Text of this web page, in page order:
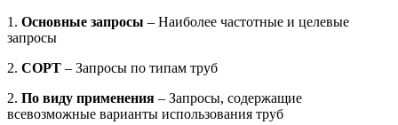
1. Основные запросы – Наиболее частотные и целевые
запросы
2. СОРТ – Запросы по типам труб
2. По виду применения – Запросы, содержащие
всевозможные варианты использования труб